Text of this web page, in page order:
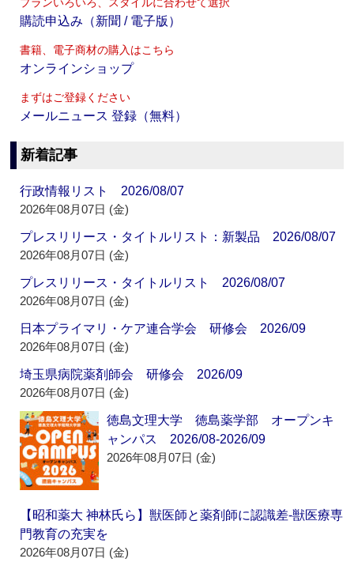
プランいろいろ、スタイルに合わせて選択
購読申込み（新聞 / 電子版）
書籍、電子商材の購入はこちら
オンラインショップ
まずはご登録ください
メールニュース 登録（無料）
新着記事
行政情報リスト 2026/08/07
2026年08月07日 (金)
プレスリリース・タイトルリスト：新製品 2026/08/07
2026年08月07日 (金)
プレスリリース・タイトルリスト 2026/08/07
2026年08月07日 (金)
日本プライマリ・ケア連合学会 研修会 2026/09
2026年08月07日 (金)
埼玉県病院薬剤師会 研修会 2026/09
2026年08月07日 (金)
徳島文理大学 徳島薬学部 オープンキ
ャンパス 2026/08-2026/09
2026年08月07日 (金)
【昭和薬大 神林氏ら】獣医師と薬剤師に認識差‐獣医療専
門教育の充実を
2026年08月07日 (金)